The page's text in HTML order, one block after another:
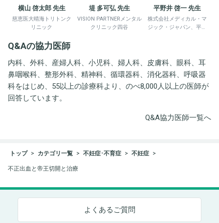
横山 啓太郎 先生
慈恵医大晴海トリトンク
リニック
堤 多可弘 先生
VISION PARTNERメンタル
クリニック四谷
平野井 啓一 先生
株式会社メディカル・マ
ジック・ジャパン、平野
Q&Aの協力医師
内科、外科、産婦人科、小児科、婦人科、皮膚科、眼科、耳
鼻咽喉科、整形外科、精神科、循環器科、消化器科、呼吸器
科をはじめ、55以上の診療科より、のべ8,000人以上の医師が
回答しています。
Q&A協力医師一覧へ
トップ カテゴリ一覧 不妊症･不育症 不妊症
不正出血と帝王切開と治療
よくあるご質問